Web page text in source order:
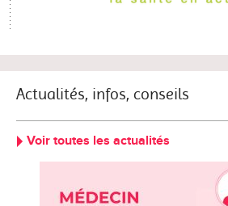
Actualités, infos, conseils
Voir toutes les actualités